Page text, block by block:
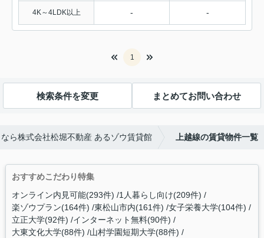
4K～4LDK以上 - -
1
検索条件を変更 まとめてお問い合わせ
ら株式会社松堀不動産 あるゾウ賃貸館 上越線の賃貸物件一覧
おすすめこだわり特集
オンライン内見可能(293件) 1人暮らし向け(209件)
楽ゾウプラン(164件) 東松山市内(161件) 女子栄養大学(104件)
立正大学(92件) インターネット無料(90件)
大東文化大学(88件) 山村学園短期大学(88件)